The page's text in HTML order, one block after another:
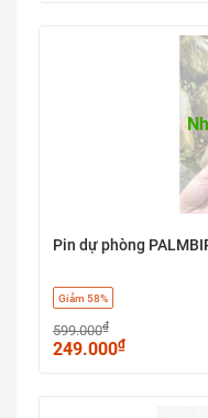
Pin dự phòng
Giảm 58%
599.000₫
249.000₫